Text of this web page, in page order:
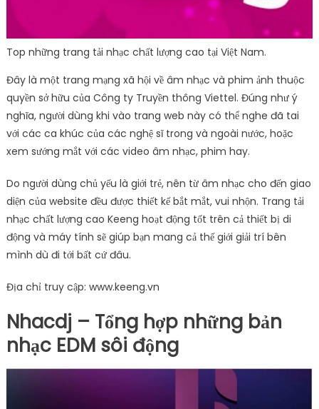
Top những trang tải nhạc chất lượng cao tại Việt Nam.
Đây là một trang mạng xã hội về âm nhạc và phim ảnh thuộc
quyền sở hữu của Công ty Truyền thông Viettel. Đúng như ý
nghĩa, người dùng khi vào trang web này có thể nghe đã tai
với các ca khúc của các nghệ sĩ trong và ngoài nước, hoặc
xem sướng mắt với các video âm nhạc, phim hay.
Do người dùng chủ yếu là giới trẻ, nên từ âm nhạc cho đến giao
diện của website đều được thiết kế bắt mắt, vui nhộn. Trang tải
nhạc chất lượng cao Keeng hoạt động tốt trên cả thiết bị di
động và máy tính sẽ giúp bạn mang cả thế giới giải trí bên
mình dù đi tới bất cứ đâu.
Địa chỉ truy cập: www.keeng.vn
Nhacdj – Tổng hợp những bản
nhạc EDM sôi động